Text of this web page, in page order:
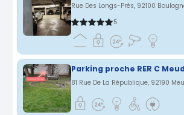
5